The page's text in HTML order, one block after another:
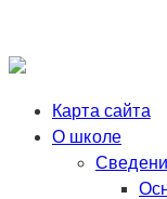
Карта сайта
О школе